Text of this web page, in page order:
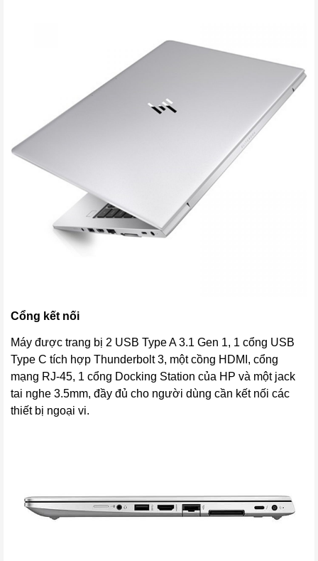
Cổng kết nối
Máy được trang bị 2 USB Type A 3.1 Gen 1, 1 cổng USB
Type C tích hợp Thunderbolt 3, một cồng HDMI, cổng
mạng RJ-45, 1 cổng Docking Station của HP và một jack
tai nghe 3.5mm, đầy đủ cho người dùng cần kết nối các
thiết bị ngoại vi.